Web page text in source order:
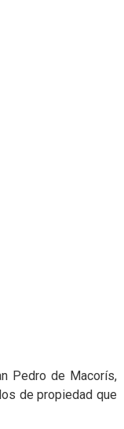
Pedro de Macorís,
de propiedad que